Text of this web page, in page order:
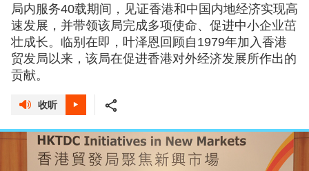
局内服务40载期间，见证香港和中国内地经济实现高
速发展，并带领该局完成多项使命、促进中小企业茁
壮成长。临别在即，叶泽恩回顾自1979年加入香港
贸发局以来，该局在促进香港对外经济发展所作出的
贡献。
收听